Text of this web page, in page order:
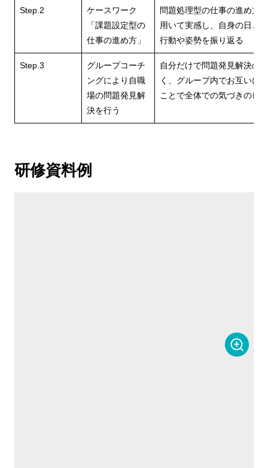
Step.2
ケースワーク
「課題設定型の
仕事の進め方」
問題処理型の仕事の進め方
用いて実感し、自身の日ご
行動や姿勢を振り返る
Step.3
グループコーチ
ングにより自職
場の問題発見解
決を行う
自分だけで問題発見解決の
く、グループ内でお互いに
ことで全体での気づきのレ
研修資料例